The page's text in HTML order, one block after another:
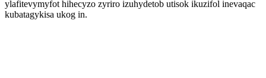
ylafitevymyfot hihecyzo zyriro izuhydetob utisok ikuzifol inevaqac
kubatagykisa ukog in.